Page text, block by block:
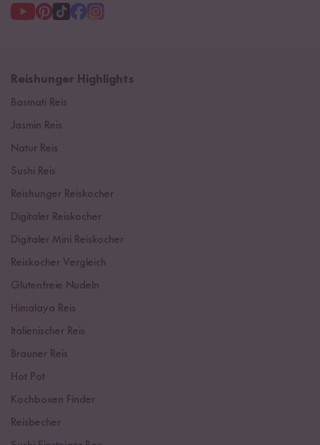
Reishunger Highlights
Basmati Reis
Jasmin Reis
Natur Reis
Sushi Reis
Reishunger Reiskocher
Digitaler Reiskocher
Digitaler Mini Reiskocher
Reiskocher Vergleich
Glutenfreie Nudeln
Himalaya Reis
Italienischer Reis
Brauner Reis
Hot Pot
Kochboxen Finder
Reisbecher